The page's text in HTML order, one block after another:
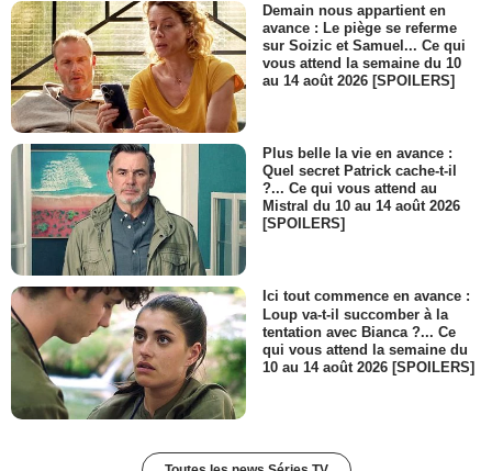
Demain nous appartient en
avance : Le piège se referme
sur Soizic et Samuel... Ce qui
vous attend la semaine du 10
au 14 août 2026 [SPOILERS]
Plus belle la vie en avance :
Quel secret Patrick cache-t-il
?... Ce qui vous attend au
Mistral du 10 au 14 août 2026
[SPOILERS]
Ici tout commence en avance :
Loup va-t-il succomber à la
tentation avec Bianca ?... Ce
qui vous attend la semaine du
10 au 14 août 2026 [SPOILERS]